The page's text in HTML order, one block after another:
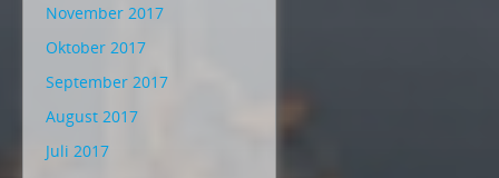
November 2017
Oktober 2017
September 2017
August 2017
Juli 2017